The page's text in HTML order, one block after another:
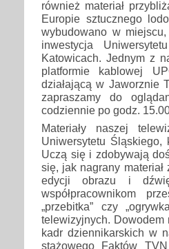
również materiał
Europie sztucznego
wybudowano w
inwestycja
Katowicach. Jednym z
platformie kablowej
działającą w Jaworznie
zapraszamy do
codziennie po godz.
Materiały naszej
Uniwersytetu Śląskiego,
Uczą się i zdobywają
się, jak nagrany
edycji obrazu i
współpracownikom
„przebitka” czy
telewizyjnych.
kadr dziennikarskich w
stażowego Faktów